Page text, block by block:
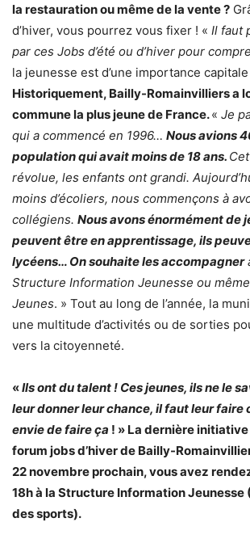
la restauration ou même de la vente ?
d’hiver, vous pourrez vous fixer ! « Il faut
par ces Jobs d’été ou d’hiver pour
la jeunesse est d’une importance
Historiquement, Bailly-Romainvilliers a
commune la plus jeune de France.« Je
qui a commencé en 1996… Nous avions
population qui avait moins de 18 ans.
révolue, les enfants ont grandi.
moins d’écoliers, nous commençons à
collégiens. Nous avons énormément de
peuvent être en apprentissage, ils
lycéens… On souhaite les accompagner
Structure Information Jeunesse ou
Jeunes. » Tout au long de l’année, la
une multitude d’activités ou de sorties
vers la citoyenneté.
«Ils ont du talent ! Ces jeunes, ils ne le
leur donner leur chance, il faut leur faire
envie de faire ça ! » La dernière initiative
forum jobs d’hiver de Bailly-
22 novembre prochain, vous avez
18h à la Structure Information
des sports).